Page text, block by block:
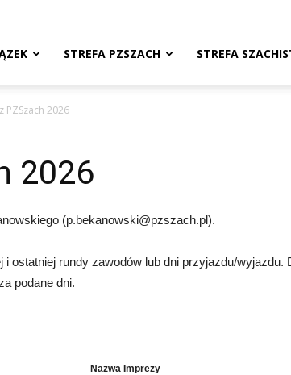
STREFA PZSZACH STREFA
PZSzach 2026
2026
(p.bekanowski@pzszach.pl).
ostatniej rundy zawodów lub dni przyjazdu/
podane dni.
Nazwa Imprezy